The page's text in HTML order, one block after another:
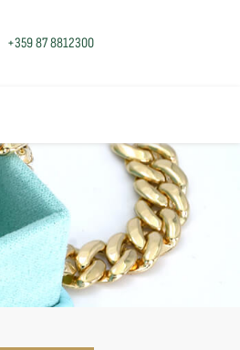
+359 87 8812300